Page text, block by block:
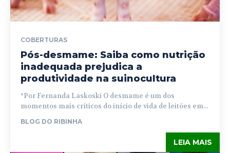
COBERTURAS
Pós-desmame: Saiba como nutrição
inadequada prejudica a
produtividade na suinocultura
*Por Fernanda Laskoski O desmame é um dos
momentos mais críticos do início de vida de leitões em...
BLOG DO RIBINHA
LEIA MAIS